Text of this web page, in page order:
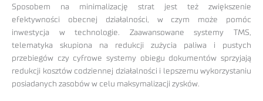
Sposobem na minimalizację strat jest też zwiększenie
efektywności obecnej działalności, w czym może pomóc
inwestycja w technologie. Zaawansowane systemy TMS,
telematyka skupiona na redukcji zużycia paliwa i pustych
przebiegów czy cyfrowe systemy obiegu dokumentów sprzyjają
redukcji kosztów codziennej działalności i lepszemu wykorzystaniu
posiadanych zasobów w celu maksymalizacji zysków.